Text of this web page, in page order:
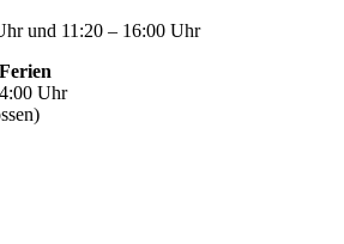
und 11:20 – 16:00 Uhr
Uhr